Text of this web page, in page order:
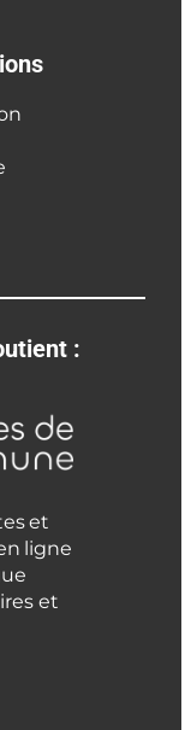
:
et
ligne
et